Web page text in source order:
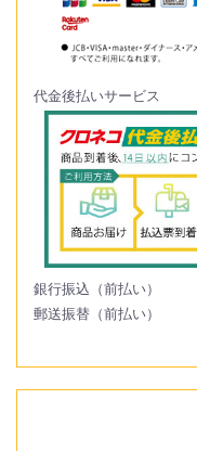
代金後払いサービス
銀行振込（前払い）
郵送振替（前払い）